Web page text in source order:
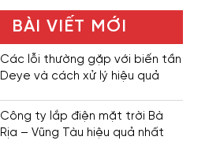
BÀI VIẾT MỚI
Các lỗi thường gặp với biến tần
Deye và cách xử lý hiệu quả
Công ty lắp điện mặt trời Bà
Rịa – Vũng Tàu hiệu quả nhất